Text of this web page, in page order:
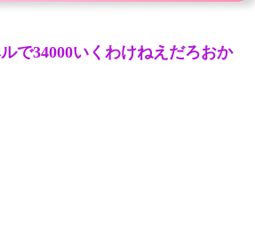
で34000いくわけねえだろおか